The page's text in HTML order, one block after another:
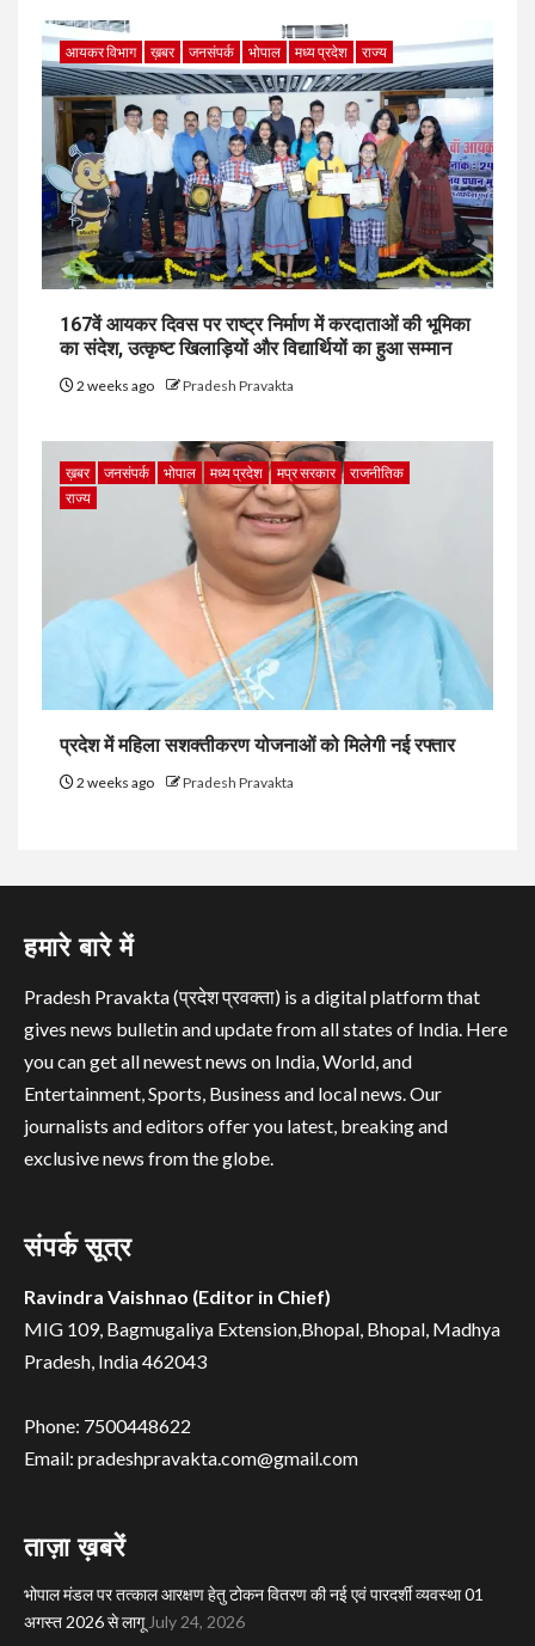
आयकर विभाग ख़बर जनसंपर्क भोपाल मध्य प्रदेश राज्य
167वें आयकर दिवस पर राष्ट्र निर्माण में करदाताओं की भूमिका
का संदेश, उत्कृष्ट खिलाड़ियों और विद्यार्थियों का हुआ सम्मान
2 weeks ago Pradesh Pravakta
ख़बर जनसंपर्क भोपाल मध्य प्रदेश मप्र सरकार
राजनीतिक
राज्य
प्रदेश में महिला सशक्तीकरण योजनाओं को मिलेगी नई रफ्तार
2 weeks ago Pradesh Pravakta
हमारे बारे में
Pradesh Pravakta (प्रदेश प्रवक्ता) is a digital platform that
gives news bulletin and update from all states of India. Here
you can get all newest news on India, World, and
Entertainment, Sports, Business and local news. Our
journalists and editors offer you latest, breaking and
exclusive news from the globe.
संपर्क सूत्र
Ravindra Vaishnao (Editor in Chief)
MIG 109, Bagmugaliya Extension,Bhopal, Bhopal, Madhya
Pradesh, India 462043
Phone: 7500448622
Email: pradeshpravakta.com@gmail.com
ताज़ा ख़बरें
भोपाल मंडल पर तत्काल आरक्षण हेतु टोकन वितरण की नई एवं पारदर्शी व्यवस्था 01
अगस्त 2026 से लागू July 24, 2026